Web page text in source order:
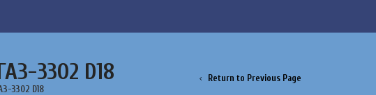
3302 D18
3302 D18
Return to Previous Page